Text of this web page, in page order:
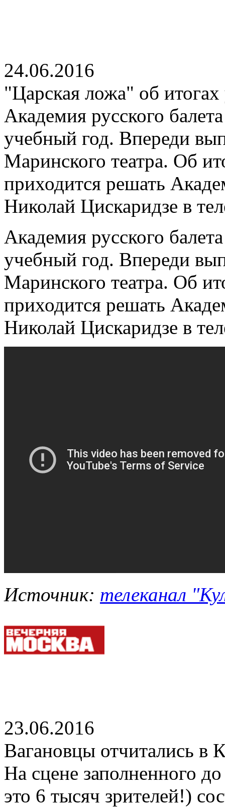
24.06.2016
"Царская ложа" об
Академия русского
учебный год. Впереди
Маринского театра. Об
приходится решать
Николай Цискаридзе в
Академия русского
учебный год. Впереди
Маринского театра. Об
приходится решать
Николай Цискаридзе в
Источник: телеканал
23.06.2016
Вагановцы отчитались в
На сцене заполненного
это 6 тысяч зрителей!)